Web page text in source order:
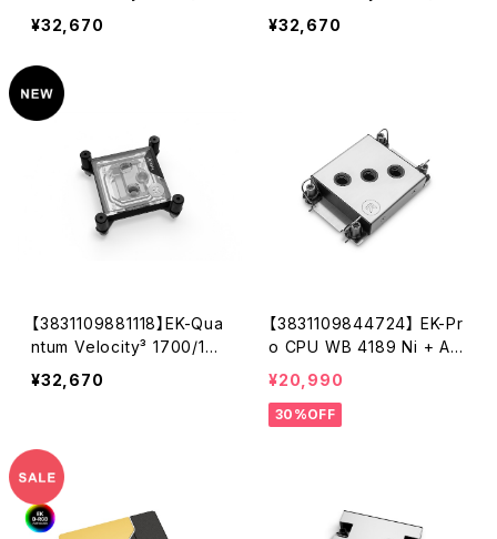
1/AM5 - Acetal
¥32,670
1/AM5 - White
¥32,670
【3831109881118】EK-Qua
ntum Velocity³ 1700/185
1/AM5 - Plexi
¥32,670
【3831109844724】 EK-Pr
o CPU WB 4189 Ni + Ac
etal
¥20,990
30%OFF